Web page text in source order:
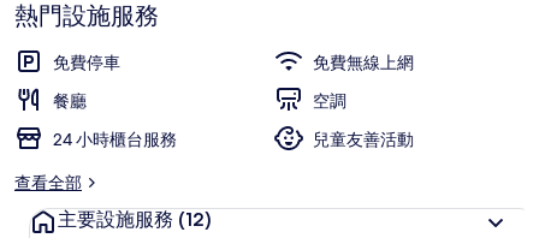
熱門設施服務
免費停車
免費無線上網
餐廳
空調
24 小時櫃台服務
兒童友善活動
查看全部
主要設施服務 (12)